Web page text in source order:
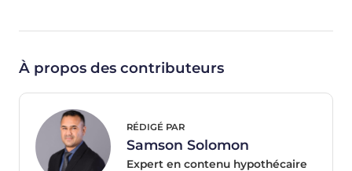
À propos des contributeurs
RÉDIGÉ PAR
Samson Solomon
Expert en contenu hypothécaire